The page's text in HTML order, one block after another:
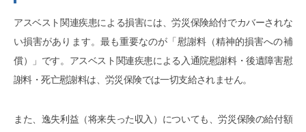
アスベスト関連疾患による損害には、労災保険給付でカバーされな
い損害があります。最も重要なのが「慰謝料（精神的損害への補
償）」です。アスベスト関連疾患による入通院慰謝料・後遺障害慰
謝料・死亡慰謝料は、労災保険では一切支給されません。
また、逸失利益（将来失った収入）についても、労災保険の給付額